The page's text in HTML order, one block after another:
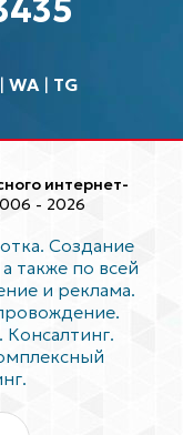
WA| TG
интернет-
- 2026
Создание
а также по всей
и реклама.